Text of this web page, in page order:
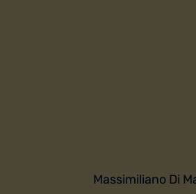
Massimiliano Di